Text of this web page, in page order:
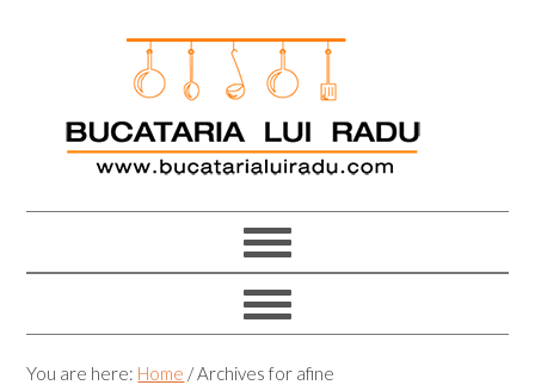
You are here: Home /Archives for afine